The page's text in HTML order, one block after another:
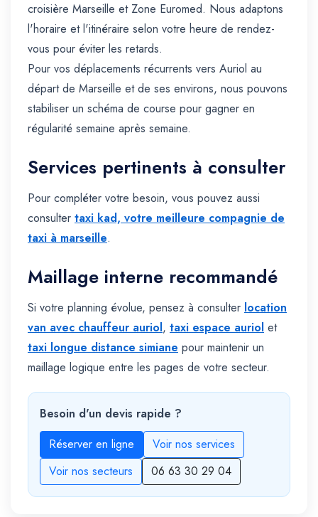
croisière Marseille et Zone Euromed. Nous adaptons
l'horaire et l'itinéraire selon votre heure de rendez-
vous pour éviter les retards.
Pour vos déplacements récurrents vers Auriol au
départ de Marseille et de ses environs, nous pouvons
stabiliser un schéma de course pour gagner en
régularité semaine après semaine.
Services pertinents à consulter
Pour compléter votre besoin, vous pouvez aussi
consulter taxi kad, votre meilleure compagnie de
taxi à marseille.
Maillage interne recommandé
Si votre planning évolue, pensez à consulter location
van avec chauffeur auriol, taxi espace auriol et
taxi longue distance simiane pour maintenir un
maillage logique entre les pages de votre secteur.
Besoin d'un devis rapide ?
Réserver en ligne
Voir nos services
Voir nos secteurs
06 63 30 29 04